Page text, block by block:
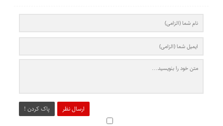
ارسال نظر پاک کردن !